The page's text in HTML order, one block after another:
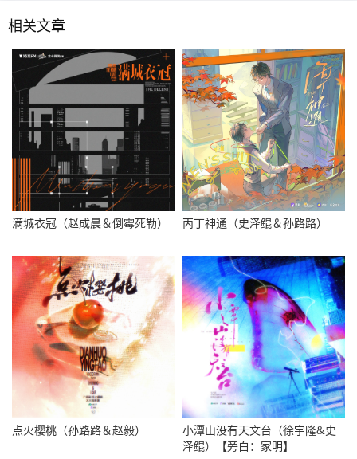
相关文章
满城衣冠（赵成晨＆倒霉死勒） 丙丁神通（史泽鲲＆孙路路）
点火樱桃（孙路路＆赵毅）
小潭山没有天文台（徐宇隆&史
泽鲲）【旁白：家明】